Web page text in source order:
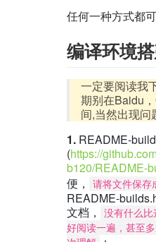
任何一种方式都
编译环境
一定要阅读我
期别在Baidu
间,当然出现问
1.README-
(https://
b120/README-
便，
请将文件保存
README-
文档，
没有什么
好阅读一遍，甚至